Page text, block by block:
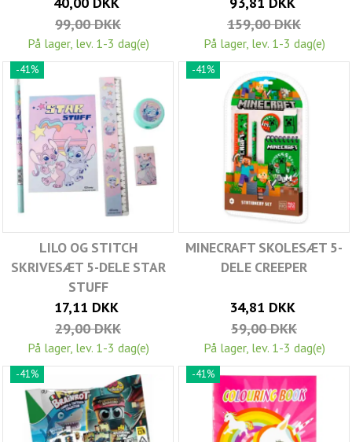
99,00 DKK
På lager, lev. 1-3 dag(e)
159,00 DKK
På lager, lev. 1-3 dag(e)
-41%
LILO OG STITCH
SKRIVESÆT 5-DELE STAR
STUFF
17,11 DKK
29,00 DKK
På lager, lev. 1-3 dag(e)
-41%
MINECRAFT SKOLESÆT 5-
DELE CREEPER
34,81 DKK
59,00 DKK
På lager, lev. 1-3 dag(e)
-41% -41%